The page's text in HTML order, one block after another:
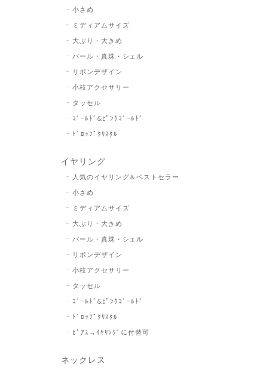
小さめ
ミディアムサイズ
大ぶり・大きめ
パール・真珠・シェル
リボンデザイン
小枝アクセサリー
タッセル
ｺﾞｰﾙﾄﾞ&ﾋﾟﾝｸｺﾞｰﾙﾄﾞ
ﾄﾞﾛｯﾌﾟｸﾘｽﾀﾙ
イヤリング
人気のイヤリング＆ベストセラー
小さめ
ミディアムサイズ
大ぶり・大きめ
パール・真珠・シェル
リボンデザイン
小枝アクセサリー
タッセル
ｺﾞｰﾙﾄﾞ&ﾋﾟﾝｸｺﾞｰﾙﾄﾞ
ﾄﾞﾛｯﾌﾟｸﾘｽﾀﾙ
ﾋﾟｱｽ→ｲﾔﾘﾝｸﾞに付替可
ネックレス